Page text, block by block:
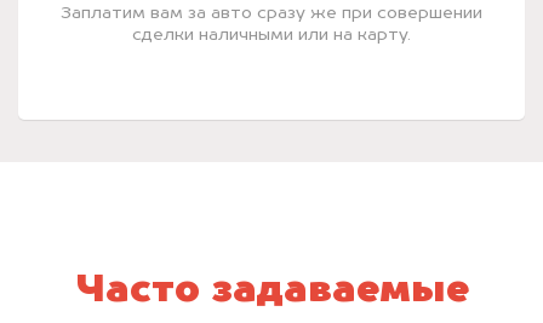
Заплатим вам за авто сразу же при совершении
сделки наличными или на карту.
Часто задаваемые